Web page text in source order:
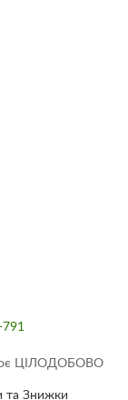
791
ЦІЛОДОБОВО
та Знижки